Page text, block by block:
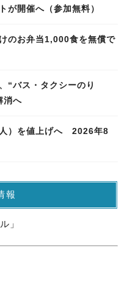
が開催へ（参加無料）
のお弁当1,000食を無償で
“バス・タクシーのり
消へ
）を値上げへ 2026年8
報
」